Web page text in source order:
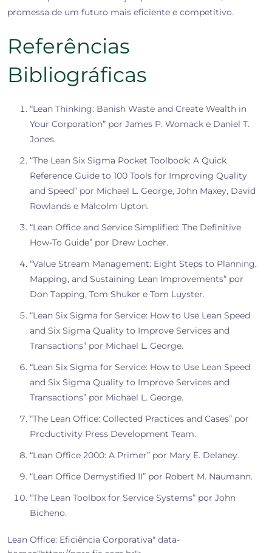
promessa de um futuro mais eficiente e competitivo.
Referências
Bibliográficas
“Lean Thinking: Banish Waste and Create Wealth in
Your Corporation” por James P. Womack e Daniel T.
Jones.
“The Lean Six Sigma Pocket Toolbook: A Quick
Reference Guide to 100 Tools for Improving Quality
and Speed” por Michael L. George, John Maxey, David
Rowlands e Malcolm Upton.
“Lean Office and Service Simplified: The Definitive
How-To Guide” por Drew Locher.
“Value Stream Management: Eight Steps to Planning,
Mapping, and Sustaining Lean Improvements” por
Don Tapping, Tom Shuker e Tom Luyster.
“Lean Six Sigma for Service: How to Use Lean Speed
and Six Sigma Quality to Improve Services and
Transactions” por Michael L. George.
“Lean Six Sigma for Service: How to Use Lean Speed
and Six Sigma Quality to Improve Services and
Transactions” por Michael L. George.
“The Lean Office: Collected Practices and Cases” por
Productivity Press Development Team.
“Lean Office 2000: A Primer” por Mary E. Delaney.
“Lean Office Demystified II” por Robert M. Naumann.
“The Lean Toolbox for Service Systems” por John
Bicheno.
Lean Office: Eficiência Corporativa" data-